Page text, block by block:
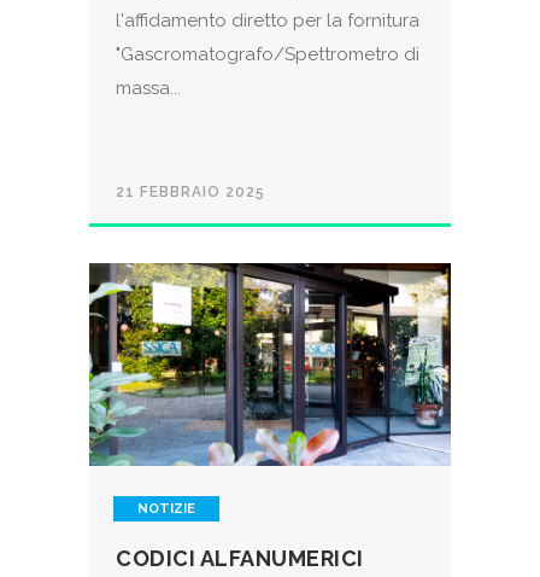
l'affidamento diretto per la fornitura
"Gascromatografo/Spettrometro di
massa...
21 FEBBRAIO 2025
NOTIZIE
CODICI ALFANUMERICI